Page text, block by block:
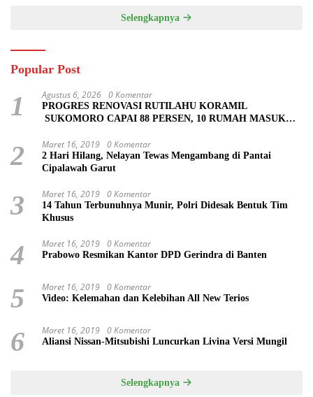
Selengkapnya
Popular Post
1 Agustus 6, 2026 0 Komentar
PROGRES RENOVASI RUTILAHU KORAMIL
SUKOMORO CAPAI 88 PERSEN, 10 RUMAH MASUK
2 Maret 16, 2019 0 Komentar
2 Hari Hilang, Nelayan Tewas Mengambang di Pantai
Cipalawah Garut
3 Maret 16, 2019 0 Komentar
14 Tahun Terbunuhnya Munir, Polri Didesak Bentuk Tim
Khusus
4 Maret 16, 2019 0 Komentar
Prabowo Resmikan Kantor DPD Gerindra di Banten
5 Maret 16, 2019 0 Komentar
Video: Kelemahan dan Kelebihan All New Terios
6 Maret 16, 2019 0 Komentar
Aliansi Nissan-Mitsubishi Luncurkan Livina Versi Mungil
Selengkapnya